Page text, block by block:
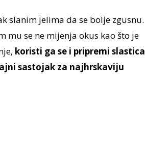
slanim jelima da se bolje zgusnu.
mu se ne mijenja okus kao što je
koristi ga se i pripremi slastica
sastojak za najhrskaviju